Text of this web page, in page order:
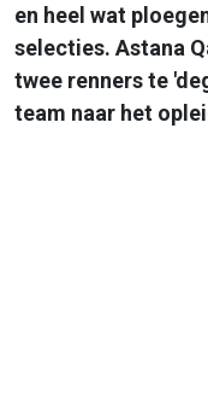
en heel wat
selecties. Astana
twee renners te
team naar het